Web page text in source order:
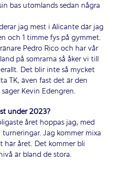
bas utomlands sedan några
jag mest i Alicante där jag
och 1 timme fys på gymmet.
Pedro Rico och har vår
på somrarna så åker vi till
Det blir inte så mycket
TK, även fast det är den
Kevin Edengren.
under 2023?
året hoppas jag, med
Jag kommer mixa
här året. Det kommer bli
är bland de stora.